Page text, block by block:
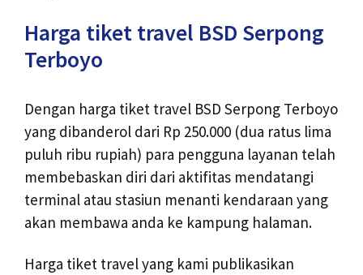
Harga tiket travel BSD Serpong
Terboyo
Dengan harga tiket travel BSD Serpong Terboyo
yang dibanderol dari Rp 250.000 (dua ratus lima
puluh ribu rupiah) para pengguna layanan telah
membebaskan diri dari aktifitas mendatangi
terminal atau stasiun menanti kendaraan yang
akan membawa anda ke kampung halaman.
Harga tiket travel yang kami publikasikan